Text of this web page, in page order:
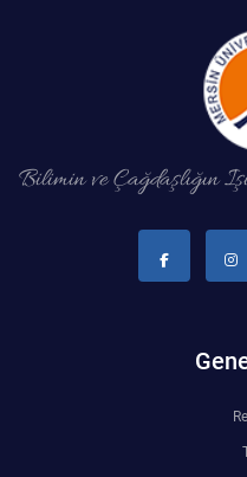
Bilimin ve Çağdaşlığın